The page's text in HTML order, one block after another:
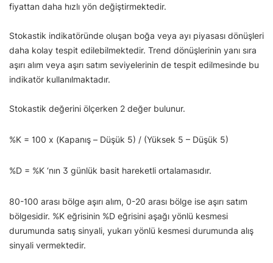
fiyattan daha hızlı yön değiştirmektedir.
Stokastik indikatöründe oluşan boğa veya ayı piyasası dönüşleri
daha kolay tespit edilebilmektedir. Trend dönüşlerinin yanı sıra
aşırı alım veya aşırı satım seviyelerinin de tespit edilmesinde bu
indikatör kullanılmaktadır.
Stokastik değerini ölçerken 2 değer bulunur.
%K = 100 x (Kapanış – Düşük 5) / (Yüksek 5 – Düşük 5)
%D = %K ‘nın 3 günlük basit hareketli ortalamasıdır.
80-100 arası bölge aşırı alım, 0-20 arası bölge ise aşırı satım
bölgesidir. %K eğrisinin %D eğrisini aşağı yönlü kesmesi
durumunda satış sinyali, yukarı yönlü kesmesi durumunda alış
sinyali vermektedir.